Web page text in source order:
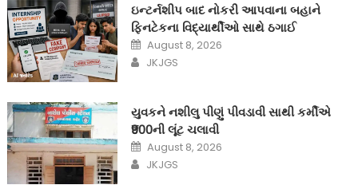
ઇન્ટર્નશીપ બાદ નોકરી આપવાના બહાને
ફિનટેકના વિદ્યાર્થીઓ સાથે ઠગાઈ
Posted
on
August 8, 2026
Author
JKJGS
યુવકને નશીલુ પીણું પીવડાવી સાથી કર્મીએ
₹900ની લૂંટ ચલાવી
Posted
on
August 8, 2026
Author
JKJGS